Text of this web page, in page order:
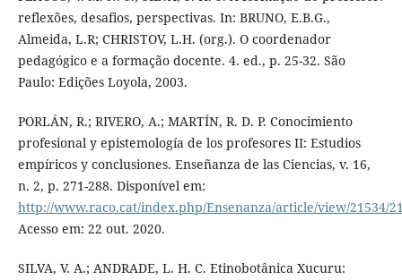
reflexões, desafios, perspectivas. In: BRUNO, E.B.G.,
Almeida, L.R; CHRISTOV, L.H. (org.). O coordenador
pedagógico e a formação docente. 4. ed., p. 25-32. São
Paulo: Edições Loyola, 2003.
PORLÁN, R.; RIVERO, A.; MARTÍN, R. D. P. Conocimiento
profesional y epistemología de los profesores II: Estudios
empíricos y conclusiones. Enseñanza de las Ciencias, v. 16,
n. 2, p. 271-288. Disponível em:
http://www.raco.cat/index.php/Ensenanza/article/view/21534/
Acesso em: 22 out. 2020.
SILVA, V. A.; ANDRADE, L. H. C. Etinobotânica Xucuru: